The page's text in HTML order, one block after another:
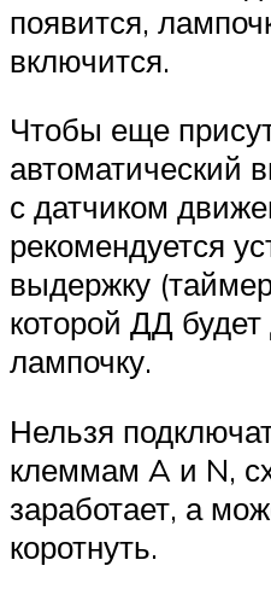
появится,
включится.
Чтобы еще
автоматический
с датчиком
рекомендуется
выдержку
которой ДД
лампочку.
Нельзя
клеммам A и N,
заработает, а
коротнуть.